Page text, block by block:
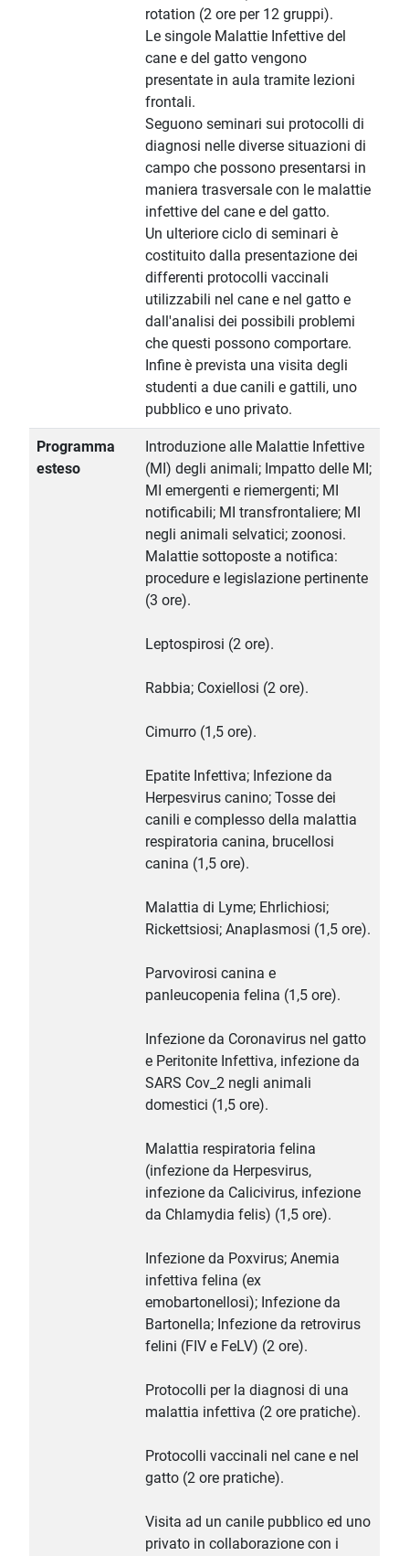
rotation (2 ore per 12 gruppi).
Le singole Malattie Infettive del
cane e del gatto vengono
presentate in aula tramite lezioni
frontali.
Seguono seminari sui protocolli di
diagnosi nelle diverse situazioni di
campo che possono presentarsi in
maniera trasversale con le malattie
infettive del cane e del gatto.
Un ulteriore ciclo di seminari è
costituito dalla presentazione dei
differenti protocolli vaccinali
utilizzabili nel cane e nel gatto e
dall'analisi dei possibili problemi
che questi possono comportare.
Infine è prevista una visita degli
studenti a due canili e gattili, uno
pubblico e uno privato.
Programma
esteso
Introduzione alle Malattie Infettive
(MI) degli animali; Impatto delle MI;
MI emergenti e riemergenti; MI
notificabili; MI transfrontaliere; MI
negli animali selvatici; zoonosi.
Malattie sottoposte a notifica:
procedure e legislazione pertinente
(3 ore).
Leptospirosi (2 ore).
Rabbia; Coxiellosi (2 ore).
Cimurro (1,5 ore).
Epatite Infettiva; Infezione da
Herpesvirus canino; Tosse dei
canili e complesso della malattia
respiratoria canina, brucellosi
canina (1,5 ore).
Malattia di Lyme; Ehrlichiosi;
Rickettsiosi; Anaplasmosi (1,5 ore).
Parvovirosi canina e
panleucopenia felina (1,5 ore).
Infezione da Coronavirus nel gatto
e Peritonite Infettiva, infezione da
SARS Cov_2 negli animali
domestici (1,5 ore).
Malattia respiratoria felina
(infezione da Herpesvirus,
infezione da Calicivirus, infezione
da Chlamydia felis) (1,5 ore).
Infezione da Poxvirus; Anemia
infettiva felina (ex
emobartonellosi); Infezione da
Bartonella; Infezione da retrovirus
felini (FIV e FeLV) (2 ore).
Protocolli per la diagnosi di una
malattia infettiva (2 ore pratiche).
Protocolli vaccinali nel cane e nel
gatto (2 ore pratiche).
Visita ad un canile pubblico ed uno
privato in collaborazione con i